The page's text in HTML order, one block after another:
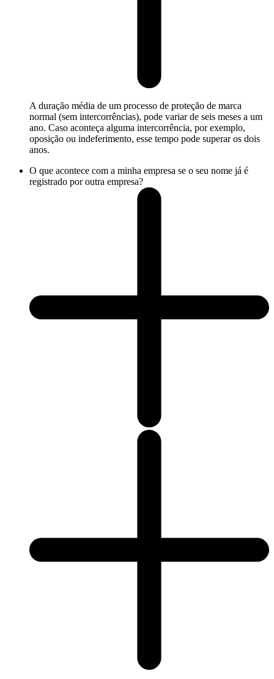
A duração média de um processo de proteção de marca
normal (sem intercorrências), pode variar de seis meses a um
ano. Caso aconteça alguma intercorrência, por exemplo,
oposição ou indeferimento, esse tempo pode superar os dois
anos.
O que acontece com a minha empresa se o seu nome já é
registrado por outra empresa?